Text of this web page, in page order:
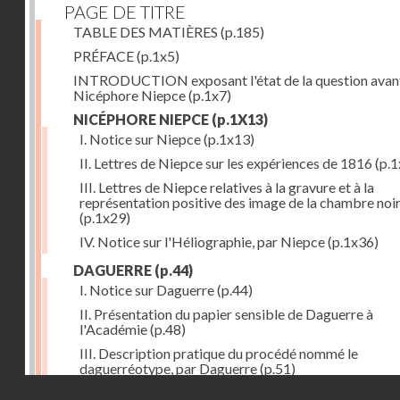
PAGE DE TITRE
TABLE DES MATIÈRES (p.185)
PRÉFACE(p.1x5)
INTRODUCTION exposant l'état de la question
Nicéphore Niepce(p.1x7)
NICÉPHORE NIEPCE (p.1X13)
I. Notice sur Niepce(p.1x13)
II. Lettres de Niepce sur les expériences de 1816
III. Lettres de Niepce relatives à la gravure et à la
représentation positive des image de la chambre
(p.1x29)
IV. Notice sur l'Héliographie, par Niepce(p.1x36)
DAGUERRE (p.44)
I. Notice sur Daguerre(p.44)
II. Présentation du papier sensible de Daguerre à
l'Académie(p.48)
III. Description pratique du procédé nommé le
daguerréotype, par Daguerre(p.51)